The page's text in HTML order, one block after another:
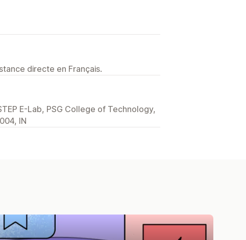
directe en Français.
E-Lab, PSG College of Technology,
IN